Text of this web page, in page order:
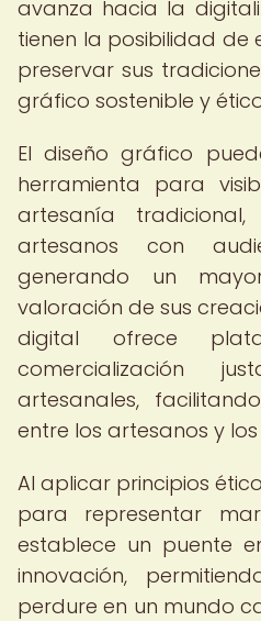
avanza hacia la
tienen la posibilidad de
preservar sus
gráfico sostenible y
El diseño gráfico
herramienta para
artesanía
artesanos con
generando un
valoración de sus
digital ofrece
comercialización
artesanales,
entre los artesanos y
Al aplicar principios
para representar
establece un puente
innovación,
perdure en un mundo